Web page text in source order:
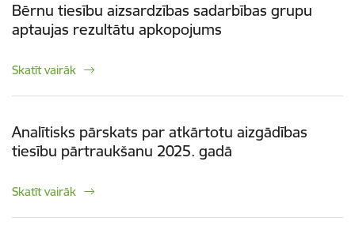
Bērnu tiesību aizsardzības sadarbības grupu
aptaujas rezultātu apkopojums
Skatīt vairāk
Analītisks pārskats par atkārtotu aizgādības
tiesību pārtraukšanu 2025. gadā
Skatīt vairāk